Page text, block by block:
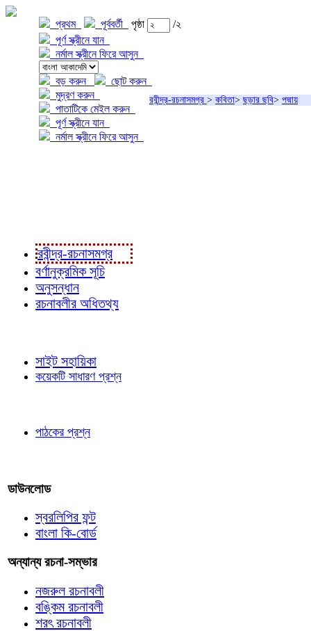
প্রথম পূর্ববর্তী পৃষ্ঠা
/২
পূর্ণ স্ক্রীনে যান
নর্মাল স্ক্রীনে ফিরে আসুন
বড় করুন
ছোট করুন
মুদ্রণ করুন
পাতাটিকে মেইল করুন
পূর্ণ স্ক্রীনে যান
নর্মাল স্ক্রীনে ফিরে আসুন
রবীন্দ্র-রচনাসমগ্র > কবিতা> ছড়ার ছবি> পদ্মায়
রবীন্দ্র-রচনাসমগ্র
বর্ণানুক্রমিক সূচি
অনুসন্ধান
রচনাবলীর অধিতথ্য
সাইট সহায়িকা
কয়েকটি সাধারণ প্রশ্ন
পাঠকের প্রশ্ন
ডাউনলোড
স্বরলিপির ফন্ট
বাংলা কি-বোর্ড
অন্যান্য রচনা-সম্ভার
নজরুল রচনাবলী
বঙ্কিম রচনাবলী
শরৎ রচনাবলী